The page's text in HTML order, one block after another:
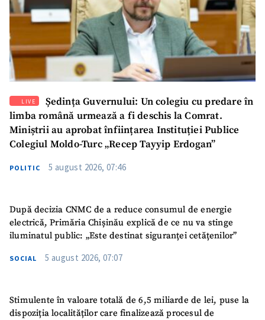
LIVE
Ședința Guvernului: Un colegiu cu predare în
limba română urmează a fi deschis la Comrat.
Miniștrii au aprobat înființarea Instituției Publice
Colegiul Moldo-Turc „Recep Tayyip Erdogan”
POLITIC 5 august 2026, 07:46
După decizia CNMC de a reduce consumul de energie
electrică, Primăria Chișinău explică de ce nu va stinge
iluminatul public: „Este destinat siguranței cetățenilor”
SOCIAL 5 august 2026, 07:07
Stimulente în valoare totală de 6,5 miliarde de lei, puse la
dispoziția localităților care finalizează procesul de